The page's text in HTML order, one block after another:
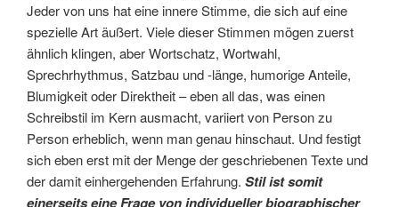
Jeder von uns hat eine innere Stimme, die sich auf eine
spezielle Art äußert. Viele dieser Stimmen mögen zuerst
ähnlich klingen, aber Wortschatz, Wortwahl,
Sprechrhythmus, Satzbau und -länge, humorige Anteile,
Blumigkeit oder Direktheit – eben all das, was einen
Schreibstil im Kern ausmacht, variiert von Person zu
Person erheblich, wenn man genau hinschaut. Und festigt
sich eben erst mit der Menge der geschriebenen Texte und
der damit einhergehenden Erfahrung. Stil ist somit
einerseits eine Frage von individueller biographischer